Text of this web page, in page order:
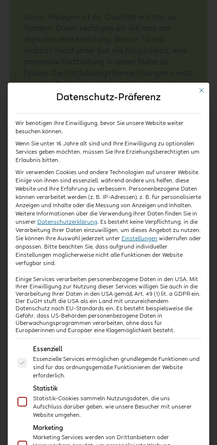
von den Referenten in der Nähe ab. Das kann
gut zu den Bedarfen passen – oder auch
Hier kommen die Vorteile der Online-Kurse
wann man Zeit hat. Denn die Fortbildungen
unserer Akademie sind jederzeit und von
jedem Ort aus verfügbar.
Wir bedienen mit unserer Themenvielfalt
Bedarfe aus Krippe, Kindergarten und
Hort. Egal ob Sie Tagesmutter oder
Tagesvater, Erzieher/in oder Kita-Leitung
sind – der unkomplizierte Weg der Fortbildung
spricht jeden an.
Durch unsere Zusammenarbeit mit Experten
aus dem Bereich der Frühen Bildung sowie
Verlagen, Stiftungen und Instituten aus dem
Kita-Bereich, können wir die Qualität unserer
Inhalte sicherstellen.
Wie unsere Online-Kurse für pädagogische
Fachkräfte funktionieren?
Manchmal reichen schon kurze Impulse zu
Kita-Themen aus, um eigene Ideen
anzustoßen und Wissen aufzufrischen. Dafür
stehen unsere Kita-Häppchen. Mit unseren
Praxis-Kursen erhalten Sie konkreten Input zu
pädagogischen Themen und Anleitung zum
Übertrag in die Praxis. Und wenn Sie den
Mit
Datenschutz-Präferenz
Wir benötigen Ihre Einwilligung, bevor Sie unsere Website weiter
besuchen können.
Wenn Sie unter 16 Jahre alt sind und Ihre Einwilligung zu optionalen
Services geben möchten, müssen Sie Ihre Erziehungsberechtigten um
Erlaubnis bitten.
Wir verwenden Cookies und andere Technologien auf unserer Website.
Einige von ihnen sind essenziell, während andere uns helfen, diese
Website und Ihre Erfahrung zu verbessern. Personenbezogene Daten
können verarbeitet werden (z. B. IP-Adressen), z. B. für personalisierte
Anzeigen und Inhalte oder die Messung von Anzeigen und Inhalten.
Weitere Informationen über die Verwendung Ihrer Daten finden Sie in
unserer Datenschutzerklärung. Es besteht keine Verpflichtung, in die
Verarbeitung Ihrer Daten einzuwilligen, um dieses Angebot zu nutzen.
Sie können Ihre Auswahl jederzeit unter Einstellungen widerrufen oder
anpassen. Bitte beachten Sie, dass aufgrund individueller
Einstellungen möglicherweise nicht alle Funktionen der Website
verfügbar sind.
Einige Services verarbeiten personenbezogene Daten in den USA. Mit
Ihrer Einwilligung zur Nutzung dieser Services willigen Sie auch in die
Verarbeitung Ihrer Daten in den USA gemäß Art. 49 (1) lit. a GDPR ein.
Der EuGH stuft die USA als ein Land mit unzureichendem
Datenschutz nach EU-Standards ein. Es besteht beispielsweise die
Gefahr, dass US-Behörden personenbezogene Daten in
Überwachungsprogrammen verarbeiten, ohne dass für
Europäerinnen und Europäer eine Klagemöglichkeit besteht.
Es folgt eine Liste der Service-Gruppen, für die eine
Essenziell
Essenzielle Services ermöglichen grundlegende Funktionen und
sind für das ordnungsgemäße Funktionieren der Website
erforderlich.
Statistik
Statistik-Cookies sammeln Nutzungsdaten, die uns
Aufschluss darüber geben, wie unsere Besucher mit unserer
Website umgehen.
Marketing
Marketing Services werden von Drittanbietern oder